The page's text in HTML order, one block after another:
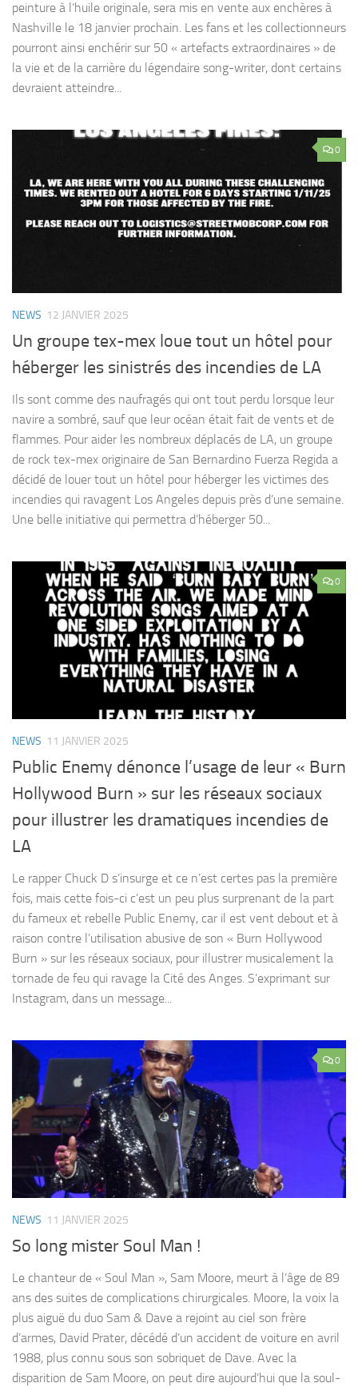
peinture à l’huile originale, sera mis en vente aux enchères à
Nashville le 18 janvier prochain. Les fans et les collectionneurs
pourront ainsi enchérir sur 50 « artefacts extraordinaires » de
la vie et de la carrière du légendaire song-writer, dont certains
devraient atteindre...
0
NEWS 12 JANVIER 2025
Un groupe tex-mex loue tout un hôtel pour
héberger les sinistrés des incendies de LA
Ils sont comme des naufragés qui ont tout perdu lorsque leur
navire a sombré, sauf que leur océan était fait de vents et de
flammes. Pour aider les nombreux déplacés de LA, un groupe
de rock tex-mex originaire de San Bernardino Fuerza Regida a
décidé de louer tout un hôtel pour héberger les victimes des
incendies qui ravagent Los Angeles depuis près d’une semaine.
Une belle initiative qui permettra d’héberger 50...
0
NEWS 11 JANVIER 2025
Public Enemy dénonce l’usage de leur « Burn
Hollywood Burn » sur les réseaux sociaux
pour illustrer les dramatiques incendies de
LA
Le rapper Chuck D s’insurge et ce n’est certes pas la première
fois, mais cette fois-ci c’est un peu plus surprenant de la part
du fameux et rebelle Public Enemy, car il est vent debout et à
raison contre l’utilisation abusive de son « Burn Hollywood
Burn » sur les réseaux sociaux, pour illustrer musicalement la
tornade de feu qui ravage la Cité des Anges. S’exprimant sur
Instagram, dans un message...
0
NEWS 11 JANVIER 2025
So long mister Soul Man !
Le chanteur de « Soul Man », Sam Moore, meurt à l’âge de 89
ans des suites de complications chirurgicales. Moore, la voix la
plus aiguë du duo Sam & Dave a rejoint au ciel son frère
d’armes, David Prater, décédé d’un accident de voiture en avril
1988, plus connu sous son sobriquet de Dave. Avec la
disparition de Sam Moore, on peut dire aujourd’hui que la soul-